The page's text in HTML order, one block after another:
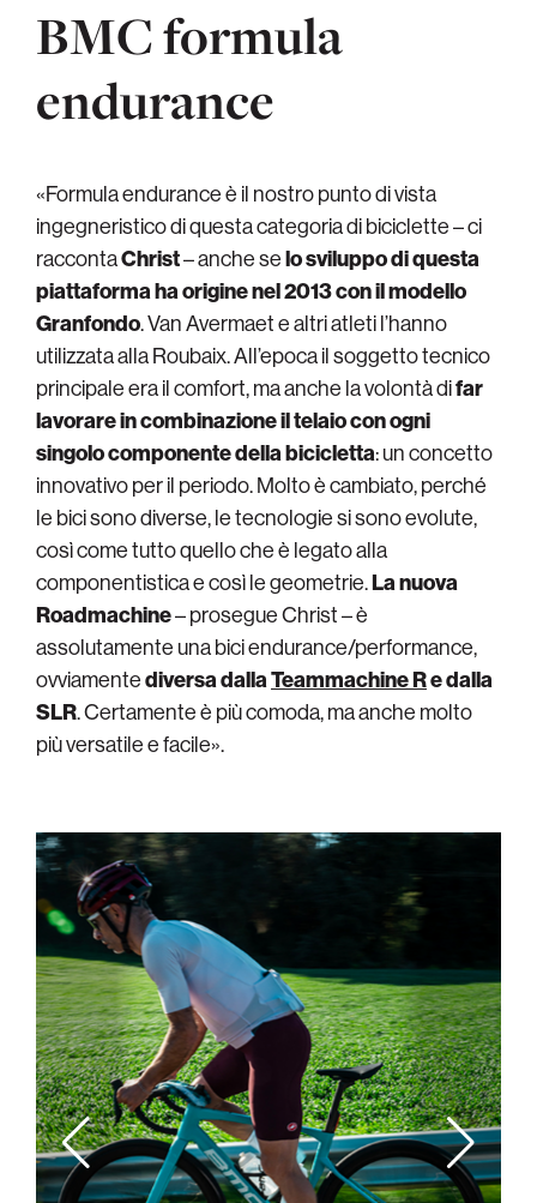
BMC formula
endurance
«Formula endurance è il nostro punto di vista
ingegneristico di questa categoria di biciclette – ci
raccontaChrist– anche selo sviluppo di questa
piattaforma ha origine nel 2013 con il modello
Granfondo. Van Avermaet e altri atleti l’hanno
utilizzata alla Roubaix. All’epoca il soggetto tecnico
principale era il comfort, ma anche la volontà difar
lavorare in combinazione il telaio con ogni
singolo componente della bicicletta:unconcetto
innovativo per il periodo. Molto è cambiato, perché
le bici sono diverse, le tecnologie si sono evolute,
così come tutto quello che è legato alla
componentistica e così le geometrie.La nuova
Roadmachine– prosegue Christ – è
assolutamente una bici endurance/performance,
ovviamentediversa dallaTeammachine Re dalla
SLR. Certamente è più comoda, ma anche molto
più versatile e facile».